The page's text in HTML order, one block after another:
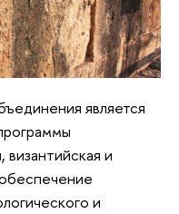
является
и
и